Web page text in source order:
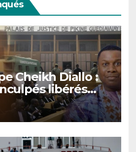
Cheikh Diallo :
libérés
lieu partiel